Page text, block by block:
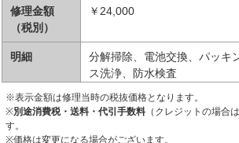
修理金額
（税別）
￥24,000
明細
分解掃除、電池交換、パッキ
ス洗浄、防水検査
※表示金額は修理当時の税抜価格となります。
※別途消費税・送料・代引手数料 （クレジットの場合
す。
※価格は変更になる場合がございます。